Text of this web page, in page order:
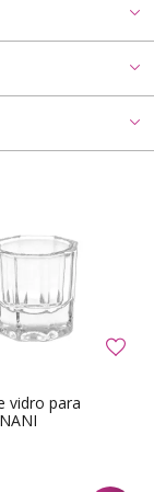
vidro para